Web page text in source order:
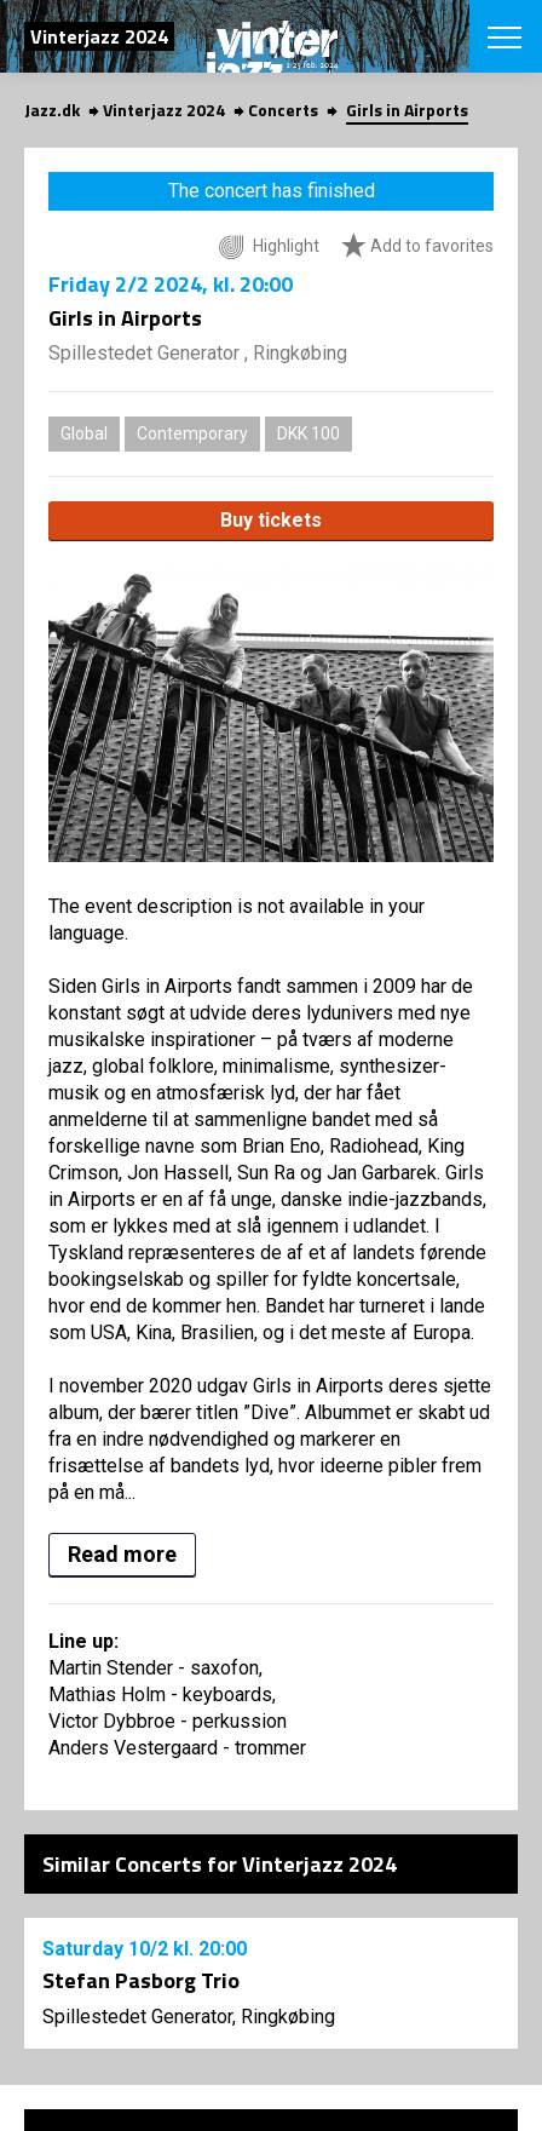
SEARCH
Vinterjazz 2024
Danish
CHOOSE
COPENHAGEN
Concerts
Contributors
SHOP
Jazz.dk Vinterjazz 2024 Concerts Girls in Airports
The concert has finished
Highlight Add to favorites
Friday2/2 2024, kl. 20:00
Girls in Airports
Spillestedet Generator , Ringkøbing
Global Contemporary DKK 100
Buy tickets
The event description is not available in your
language.
Siden Girls in Airports fandt sammen i 2009 har de
konstant søgt at udvide deres lydunivers med nye
musikalske inspirationer – på tværs af moderne
jazz, global folklore, minimalisme, synthesizer-
musik og en atmosfærisk lyd, der har fået
anmelderne til at sammenligne bandet med så
forskellige navne som Brian Eno, Radiohead, King
Crimson, Jon Hassell, Sun Ra og Jan Garbarek. Girls
in Airports er en af få unge, danske indie-jazzbands,
som er lykkes med at slå igennem i udlandet. I
Tyskland repræsenteres de af et af landets førende
bookingselskab og spiller for fyldte koncertsale,
hvor end de kommer hen. Bandet har turneret i lande
som USA, Kina, Brasilien, og i det meste af Europa.
I november 2020 udgav Girls in Airports deres sjette
album, der bærer titlen ”Dive”. Albummet er skabt ud
fra en indre nødvendighed og markerer en
frisættelse af bandets lyd, hvor ideerne pibler frem
på en må...
Read more
Line up:
Martin Stender - saxofon,
Mathias Holm - keyboards,
Victor Dybbroe - perkussion
Anders Vestergaard - trommer
Similar Concerts for Vinterjazz 2024
Saturday 10/2 kl. 20:00
Stefan Pasborg Trio
Spillestedet Generator, Ringkøbing